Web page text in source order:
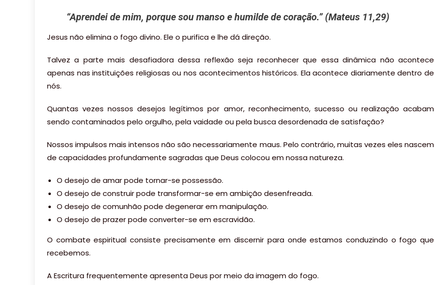
“Aprendei de mim, porque sou manso e humilde de coração.” (Mateus 11,29)
Jesus não elimina o fogo divino. Ele o purifica e lhe dá direção.
Talvez a parte mais desafiadora dessa reflexão seja reconhecer que essa dinâmica não acontece
apenas nas instituições religiosas ou nos acontecimentos históricos. Ela acontece diariamente dentro de
nós.
Quantas vezes nossos desejos legítimos por amor, reconhecimento, sucesso ou realização acabam
sendo contaminados pelo orgulho, pela vaidade ou pela busca desordenada de satisfação?
Nossos impulsos mais intensos não são necessariamente maus. Pelo contrário, muitas vezes eles nascem
de capacidades profundamente sagradas que Deus colocou em nossa natureza.
O desejo de amar pode tornar-se possessão.
O desejo de construir pode transformar-se em ambição desenfreada.
O desejo de comunhão pode degenerar em manipulação.
O desejo de prazer pode converter-se em escravidão.
O combate espiritual consiste precisamente em discernir para onde estamos conduzindo o fogo que
recebemos.
A Escritura frequentemente apresenta Deus por meio da imagem do fogo.